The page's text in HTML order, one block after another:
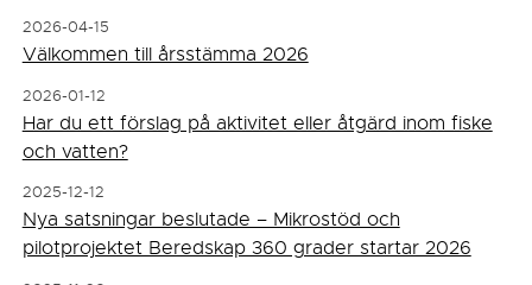
2026-04-15
Välkommen till årsstämma 2026
2026-01-12
Har du ett förslag på aktivitet eller åtgärd inom fiske
och vatten?
2025-12-12
Nya satsningar beslutade – Mikrostöd och
pilotprojektet Beredskap 360 grader startar 2026